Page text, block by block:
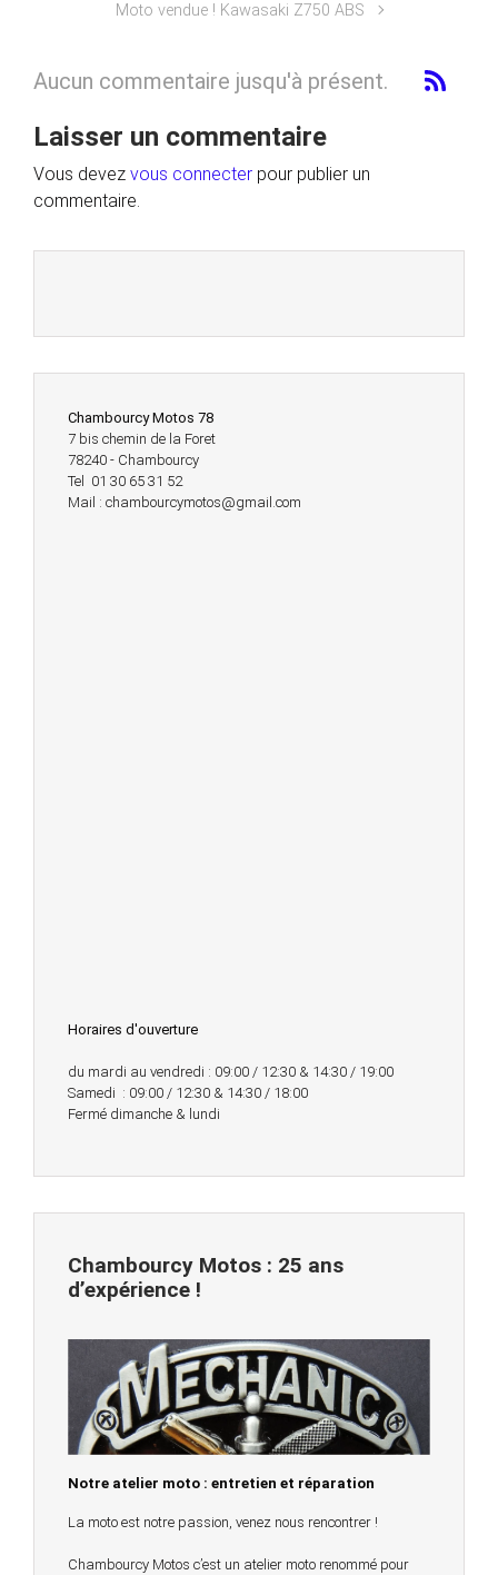
Moto vendue ! Kawasaki Z750 ABS
Aucun commentaire jusqu'à présent.
Laisser un commentaire
Vous devez vous connecter pour publier un
commentaire.
Chambourcy Motos 78
7 bis chemin de la Foret
78240 - Chambourcy
Tel 01 30 65 31 52
Mail : chambourcymotos@gmail.com
Horaires d'ouverture
du mardi au vendredi : 09:00 / 12:30 & 14:30 / 19:00
Samedi : 09:00 / 12:30 & 14:30 / 18:00
Fermé dimanche & lundi
Chambourcy Motos : 25 ans
d’expérience !
Notre atelier moto : entretien et réparation
La moto est notre passion, venez nous rencontrer !
Chambourcy Motos c’est un atelier moto renommé pour